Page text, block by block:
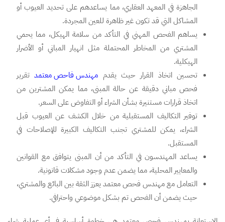
الجاهزة في المعهد العقاري، مما يساعدهم على تحديد العيوب أو
المشاكل التي قد تكون غير ظاهرة للعين المجردة.
يساهم الفحص المهني في التأكد من سلامة الهيكل، مما يحمي
المشتري من المخاطر المحتملة مثل انهيار المباني أو الأضرار
الهيكلية.
تحسين اتخاذ القرار حيث يقدم مهندس فاحص معتمدتقرير
فحص مباني دقيقة عن حالة المبنى، مما يمكن المشترين من
اتخاذ قرارات مستنيرة بشأن الشراء أو التفاوض على السعر.
توفير التكاليف المستقبلية من خلال الكشف عن العيوب قبل
الشراء، يمكن للمشتري تجنب التكاليف الكبيرة للإصلاحات في
المستقبل.
يساعد المهندسون في التأكد من أن المبنى يتوافق مع القوانين
والمعايير المحلية، مما يضمن عدم وجود مشكلات قانونية.
التعامل مع مهندس فحص معتمد يعزز الثقة بين البائع والمشتري،
حيث يضمن أن الفحص تم بشكل موضوعي واحترافي.